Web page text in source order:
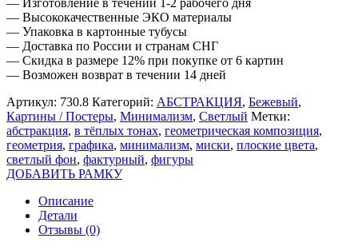
— Высококачественные ЭКО материалы
— Упаковка в картонные тубусы
— Доставка по России и странам СНГ
— Скидка в размере 12% при покупке от 6 картин
— Возможен возврат в течении 14 дней
Артикул: 730.8 Категорий: АБСТРАКЦИЯ, Бежевый,
Картины / Постеры, Минимализм, Светлый Метки:
абстракция, в тёплых тонах, геометрическая композиция,
геометрия, графика, минимализм, миски, плоские цвета,
светлый фон, фактурный, фигуры
ДОБАВИТЬ РАМКУ
Описание
Детали
Отзывы (0)